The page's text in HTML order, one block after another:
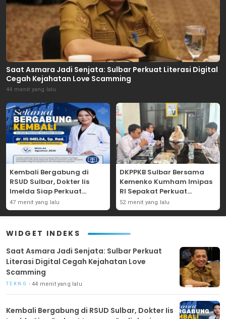
Saat Asmara Jadi Senjata: Sulbar Perkuat Literasi Digital
Cegah Kejahatan Love Scamming
44 menit yang lalu
Kembali Bergabung di
RSUD Sulbar, Dokter Iis
Imelda Siap Perkuat
Layanan Radiologi
47 menit yang lalu
DKPPKB Sulbar Bersama
Kemenko Kumham Imipas
RI Sepakat Perkuat
Pelayanan Kesehatan bagi
Kelompok Rentan
52 menit yang lalu
WIDGET INDEKS
Saat Asmara Jadi Senjata: Sulbar Perkuat
Literasi Digital Cegah Kejahatan Love
Scamming
TEKNO 44 menit yang lalu
Kembali Bergabung di RSUD Sulbar, Dokter Iis